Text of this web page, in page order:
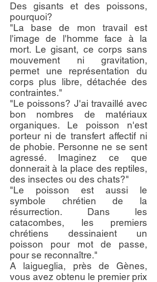
Des gisants et des poissons,
pourquoi?
"La base de mon travail est
l'image de l'homme face à la
mort. Le gisant, ce corps sans
mouvement ni gravitation,
permet une représentation du
corps plus libre, détachée des
contraintes."
"Le poissons? J'ai travaillé avec
bon nombres de matériaux
organiques. Le poisson n'est
porteur ni de transfert affectif ni
de phobie. Personne ne se sent
agressé. Imaginez ce que
donnerait à la place des reptiles,
des insectes ou des chats?"
"Le poisson est aussi le
symbole chrétien de la
résurrection. Dans les
catacombes, les premiers
chrétiens dessinaient un
poisson pour mot de passe,
pour se reconnaître."
A laigueglia, près de Gènes,
vous avez obtenu le premier prix